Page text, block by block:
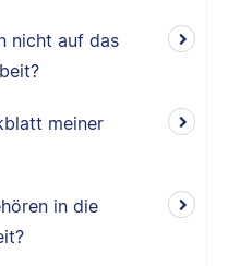
nicht auf das
meiner
in die